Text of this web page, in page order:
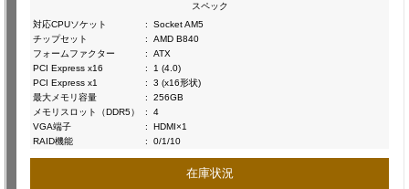
スペック
対応CPUソケット
:
Socket AM5
チップセット
:
AMD B840
フォームファクター
:
ATX
PCI Express x16
:
1 (4.0)
PCI Express x1
:
3 (x16形状)
最大メモリ容量
:
256GB
メモリスロット（DDR5）
:
4
VGA端子
:
HDMI×1
RAID機能
: 0/1/10
在庫状況